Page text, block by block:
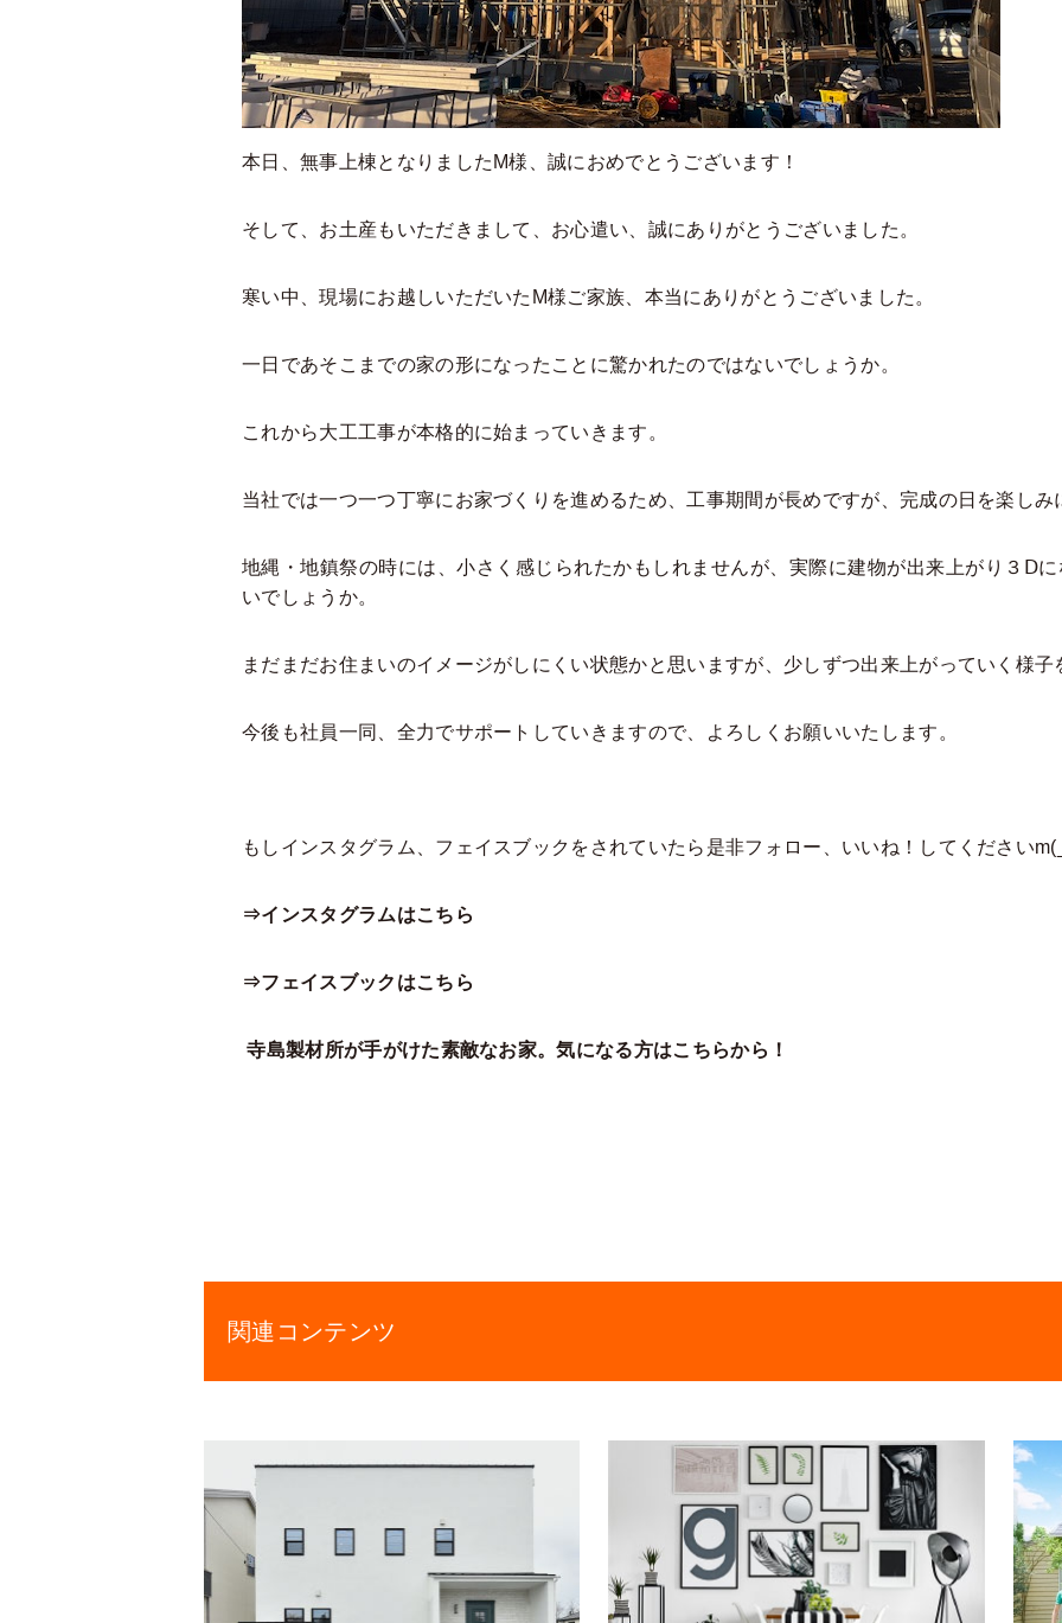
本日、無事上棟となりましたM様、誠におめでとうございます！
そして、お土産もいただきまして、お心遣い、誠にありがとうございました。
寒い中、現場にお越しいただいたM様ご家族、本当にありがとうございました。
一日であそこまでの家の形になったことに驚かれたのではないでしょうか。
これから大工工事が本格的に始まっていきます。
当社では一つ一つ丁寧にお家づくりを進めるため、工事期間が長めですが、完成の日を楽しみ
地縄・地鎮祭の時には、小さく感じられたかもしれませんが、実際に建物が出来上がり３Ⅾ
いでしょうか。
まだまだお住まいのイメージがしにくい状態かと思いますが、少しずつ出来上がっていく様子
今後も社員一同、全力でサポートしていきますので、よろしくお願いいたします。
もしインスタグラム、フェイスブックをされていたら是非フォロー、いいね！してください
⇒インスタグラムはこちら
⇒フェイスブックはこちら
寺島製材所が手がけた素敵なお家。気になる方はこちらから！
関連コンテンツ